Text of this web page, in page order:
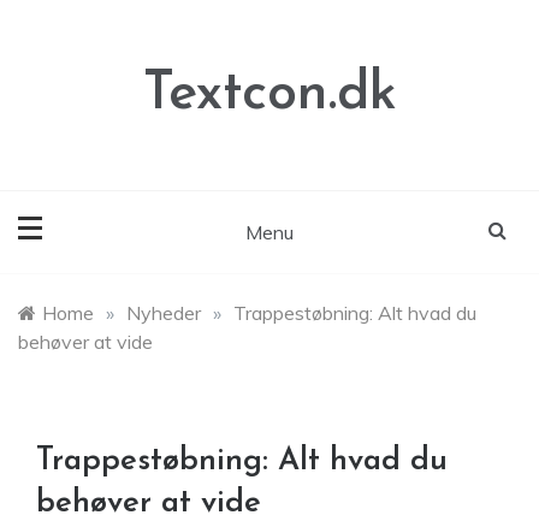
Textcon.dk
Menu
Home » Nyheder » Trappestøbning: Alt hvad du
behøver at vide
Trappestøbning: Alt hvad du
behøver at vide